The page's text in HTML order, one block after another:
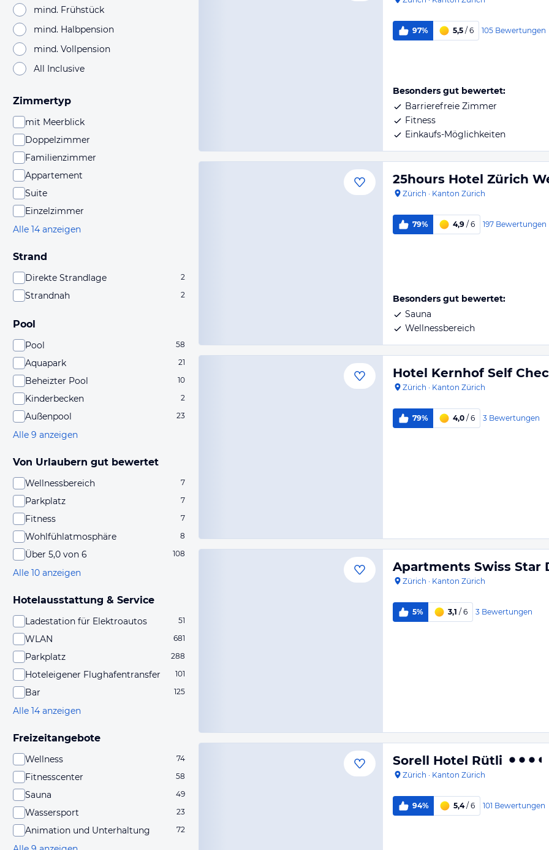
mind. Frühstück
mind. Halbpension
mind. Vollpension
All Inclusive
Zimmertyp
mit Meerblick
Doppelzimmer
Familienzimmer
Appartement
Suite
Einzelzimmer
Alle 14 anzeigen
Strand
Direkte Strandlage 2
Strandnah 2
Pool
Pool 58
Aquapark 21
Beheizter Pool 10
Kinderbecken 2
Außenpool 23
Alle 9 anzeigen
Von Urlaubern gut bewertet
Wellnessbereich 7
Parkplatz 7
Fitness 7
Wohlfühlatmosphäre 8
Über 5,0 von 6 108
Alle 10 anzeigen
Hotelausstattung & Service
Ladestation für Elektroautos 51
WLAN 681
Parkplatz 288
Hoteleigener Flughafentransfer 101
Bar 125
Alle 14 anzeigen
Freizeitangebote
Wellness 74
Fitnesscenter 58
Sauna 49
Wassersport 23
Animation und Unterhaltung 72
97% 5,5 / 6 105 Bewertungen
Besonders gut bewertet:
Barrierefreie Zimmer
Fitness
Einkaufs-Möglichkeiten
25hours Hotel Zürich
Zürich · Kanton Zürich
79% 4,9 / 6 197 Bewertungen
Besonders gut bewertet:
Sauna
Wellnessbereich
Hotel Kernhof Self
Zürich · Kanton Zürich
79% 4,0 / 6 3 Bewertungen
Apartments Swiss Star
Zürich · Kanton Zürich
5% 3,1 / 6 3 Bewertungen
Sorell Hotel Rütli
Zürich · Kanton Zürich
94% 5,4/ 6 101 Bewertungen